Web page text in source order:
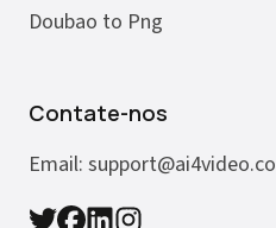
Doubao to Png
Contate-nos
Email: support@ai4video.co